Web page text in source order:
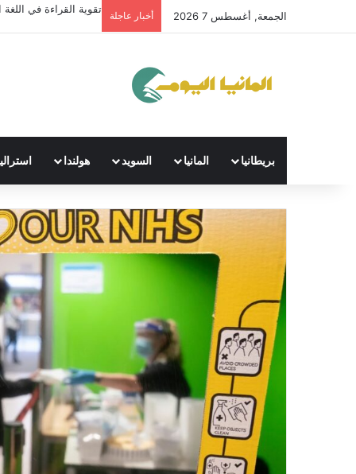
الجمعة, أغسطس 7 2026 أخبار عاجلة
تقوية القراءة في اللغة
بريطانيا المانيا السويد هولندا